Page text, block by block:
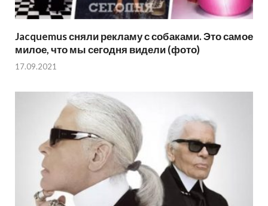
Jacquemus сняли рекламу с собаками. Это самое
милое, что мы сегодня видели (фото)
17.09.2021